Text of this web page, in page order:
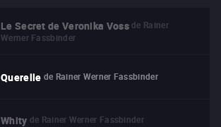
Le Secret de Veronika Voss de Rainer
Werner Fassbinder
Querelle de Rainer Werner Fassbinder
Whity de Rainer Werner Fassbinder